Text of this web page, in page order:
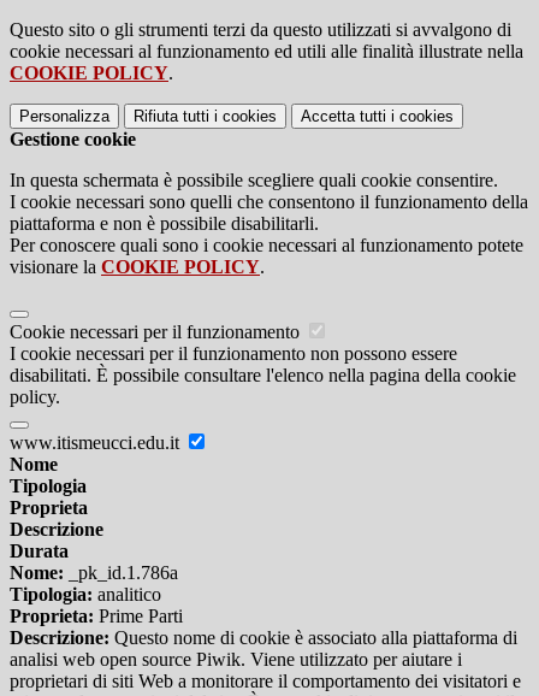
Questo sito o gli strumenti terzi da questo utilizzati si avvalgono di
cookie necessari al funzionamento ed utili alle finalità illustrate nella
COOKIE POLICY.
Personalizza Rifiuta tutti i cookies Accetta tutti i cookies
Gestione cookie
In questa schermata è possibile scegliere quali cookie consentire.
I cookie necessari sono quelli che consentono il funzionamento della
piattaforma e non è possibile disabilitarli.
Per conoscere quali sono i cookie necessari al funzionamento potete
visionare la COOKIE POLICY.
Cookie necessari per il funzionamento
I cookie necessari per il funzionamento non possono essere
disabilitati. È possibile consultare l'elenco nella pagina della cookie
policy.
www.itismeucci.edu.it
Nome
Tipologia
Proprieta
Descrizione
Durata
Nome: _pk_id.1.786a
Tipologia: analitico
Proprieta: Prime Parti
Descrizione: Questo nome di cookie è associato alla piattaforma di
analisi web open source Piwik. Viene utilizzato per aiutare i
proprietari di siti Web a monitorare il comportamento dei visitatori e